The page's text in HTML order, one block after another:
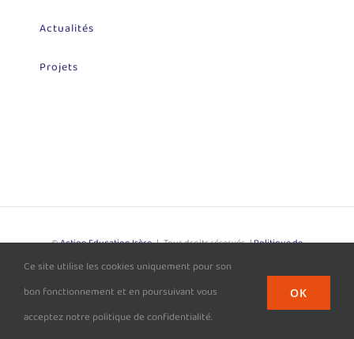
Actualités
Projets
©Action Education Isère| Tous droits réservés |Politique de
Confidentialité| Site développé parL'Agence Loupiote
Ce site utilise les cookies uniquement pour son
bon fonctionnement et en poursuivant vous
acceptez notre politique de confidentialité.
OK